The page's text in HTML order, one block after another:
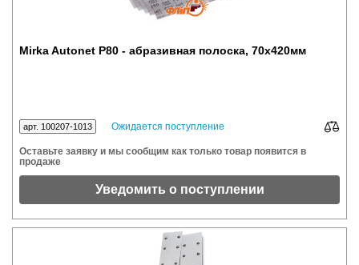
Mirka Autonet P80 - абразивная полоска, 70x420мм
арт. 100207-1013 Ожидается поступление
Оставьте заявку и мы сообщим как только товар появится в
продаже
Уведомить о поступлении